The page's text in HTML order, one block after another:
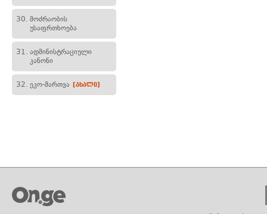
30. მოძრაობის
უსაფრთხოება
31. ადმინისტრაციული
კანონი
32. ეკო-მართვა [ახალი]